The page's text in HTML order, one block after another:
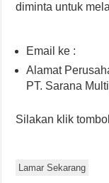
diminta untuk
Email ke :
Alamat
PT. Sarana
Silakan klik tombol
Lamar Sekarang